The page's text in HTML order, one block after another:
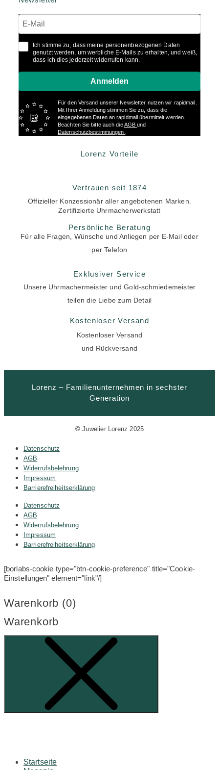
Ich stimme zu, dass meine personenbezogenen Daten
genutzt werden, um werbliche E-Mails zu erhalten, und weiß,
dass ich dies jederzeit widerrufen kann.
Anmelden
Für den Versand unserer Newsletter nutzen wir rapidmail.
Mit Ihrer Anmeldung stimmen Sie zu, dass die
eingegebenen Daten an rapidmail übermittelt werden.
Beachten Sie bitte auch dieAGBund
Datenschutzbestimmungen
Lorenz Vorteile
Vertrauen seit 1874
Offizieller Konzessionär aller angebotenen Marken.
Zertifizierte Uhrmacherwerkstatt
Persönliche Beratung
Für alle Fragen, Wünsche und Anliegen per E-Mail oder
per Telefon
Exklusiver Service
Unsere Uhrmachermeister und Gold-schmiedemeister
teilen die Liebe zum Detail
Kostenloser Versand
Kostenloser Versand
und Rückversand
Lorenz – Familienunternehmen in sechster
Generation
© Juwelier Lorenz 2025
Datenschutz
AGB
Widerrufsbelehrung
Impressum
Barrierefreiheitserklärung
Datenschutz
AGB
Widerrufsbelehrung
Impressum
Barrierefreiheitserklärung
[borlabs-cookie type="btn-cookie-preference" title="Cookie-
Einstellungen" element="link"/]
Warenkorb (0)
Warenkorb
Startseite